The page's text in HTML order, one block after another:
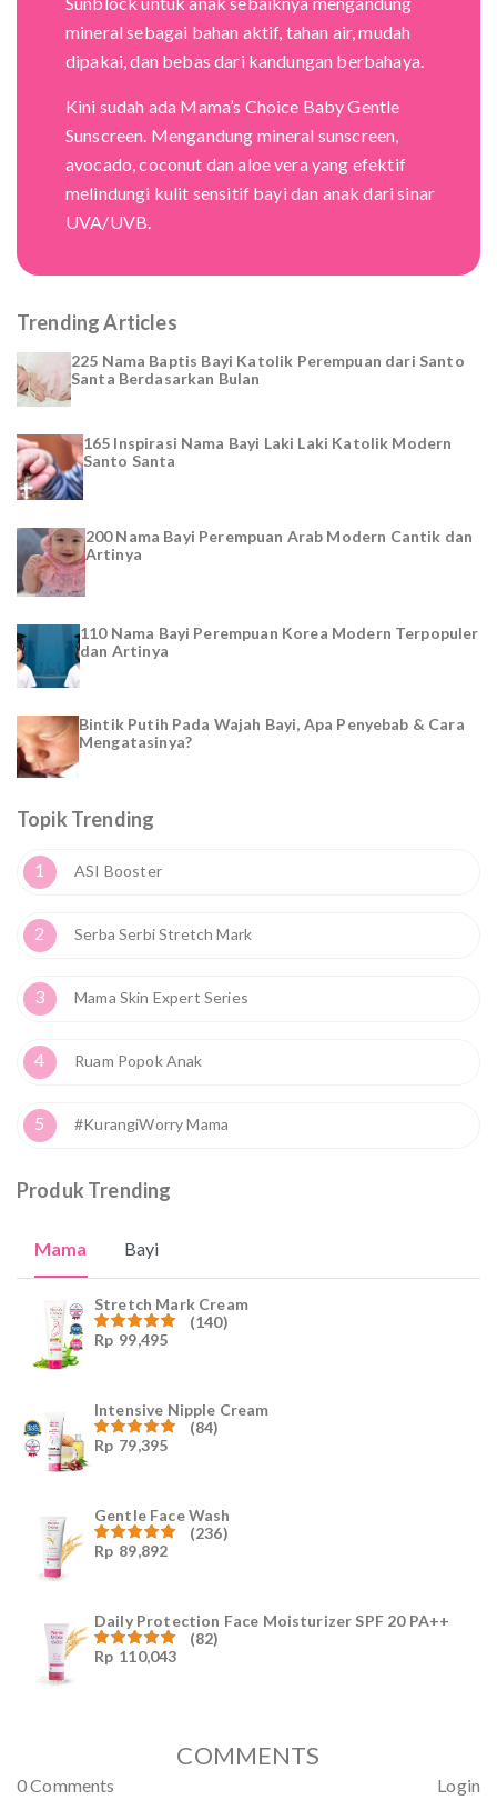
mineral sebagai bahan aktif, tahan air, mudah
dipakai, dan bebas dari kandungan berbahaya.
Kini sudah ada Mama’s Choice Baby Gentle
Sunscreen. Mengandung mineral sunscreen,
avocado, coconut dan aloe vera yang efektif
melindungi kulit sensitif bayi dan anak dari sinar
UVA/UVB.
Trending Articles
225 Nama Baptis Bayi Katolik Perempuan dari Santo
Santa Berdasarkan Bulan
165 Inspirasi Nama Bayi Laki Laki Katolik Modern
Santo Santa
200 Nama Bayi Perempuan Arab Modern Cantik dan
Artinya
110 Nama Bayi Perempuan Korea Modern Terpopuler
dan Artinya
Bintik Putih Pada Wajah Bayi, Apa Penyebab & Cara
Mengatasinya?
Topik Trending
1 ASI Booster
2 Serba Serbi Stretch Mark
3 Mama Skin Expert Series
4 Ruam Popok Anak
5 #KurangiWorry Mama
Produk Trending
Mama Bayi
Stretch Mark Cream
Dinilai
(140)
Rp 99,495
Intensive Nipple Cream
Dinilai
(84)
Rp 79,395
Gentle Face Wash
Dinilai
(236)
Rp 89,892
Daily Protection Face Moisturizer SPF 20 PA++
Dinilai
(82)
Rp 110,043
COMMENTS
0 Comments Login